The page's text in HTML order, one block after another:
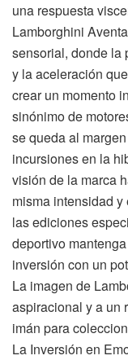
una respuesta
Lamborghini
sensorial, donde la
y la aceleración
crear un momento
sinónimo de
se queda al
incursiones en la
visión de la marca
misma intensidad
las ediciones
deportivo
inversión con un
La imagen de
aspiracional y a un
imán para
La Inversión en